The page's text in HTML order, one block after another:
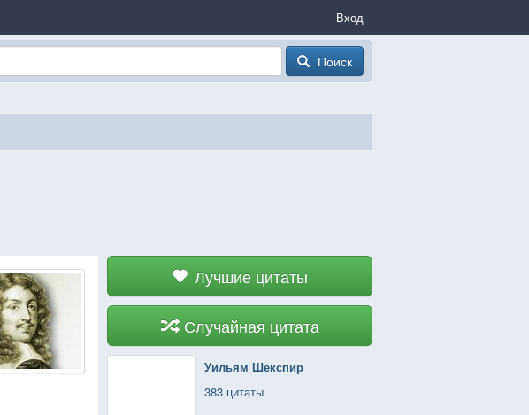
Вход
Поиск
Лучшие цитаты
Случайная цитата
Уильям Шекспир
383 цитаты